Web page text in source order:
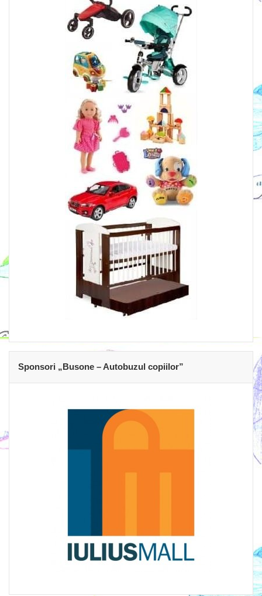
Sponsori „Busone – Autobuzul copiilor”